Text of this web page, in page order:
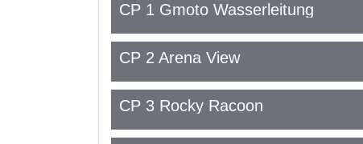
CP 1 Gmoto Wasserleitung
CP 2 Arena View
CP 3 Rocky Racoon